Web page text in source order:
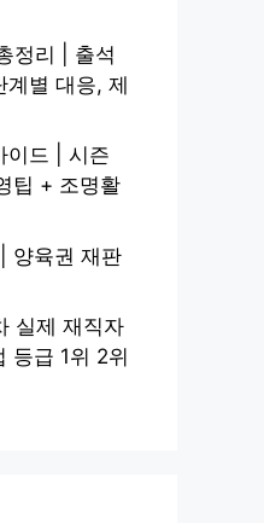
정리 | 출석
계별 대응, 제
이드 | 시즌
팁 + 조명활
양육권 재판
실제 재직자
등급 1위 2위